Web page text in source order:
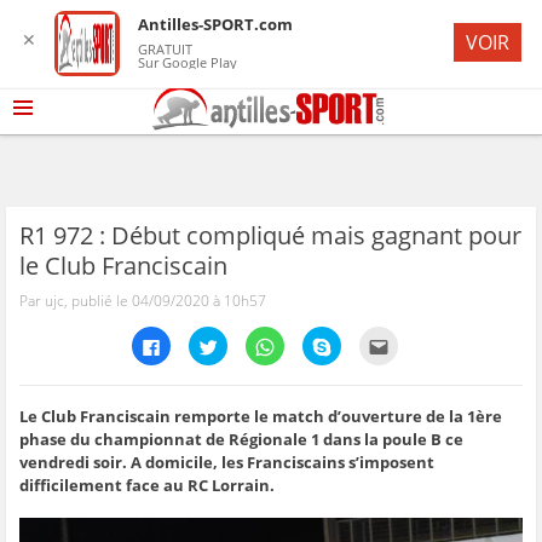
R1 972 : Début compliqué mais gagnant pour
le Club Franciscain
Par ujc, publié le 04/09/2020 à 10h57
C
l
e
z
p
o
u
r
a
C
l
e
z
p
o
u
r
a
C
l
e
z
p
o
u
a
C
l
e
z
p
o
u
a
e
z
p
o
u
n
Le Club Franciscain remporte le match d’ouverture de la 1ère
phase du championnat de Régionale 1 dans la poule B ce
vendredi soir. A domicile, les Franciscains s’imposent
difficilement face au RC Lorrain.
✕
Antilles-SPORT.com
GRATUIT
Sur Google Play
VOIR